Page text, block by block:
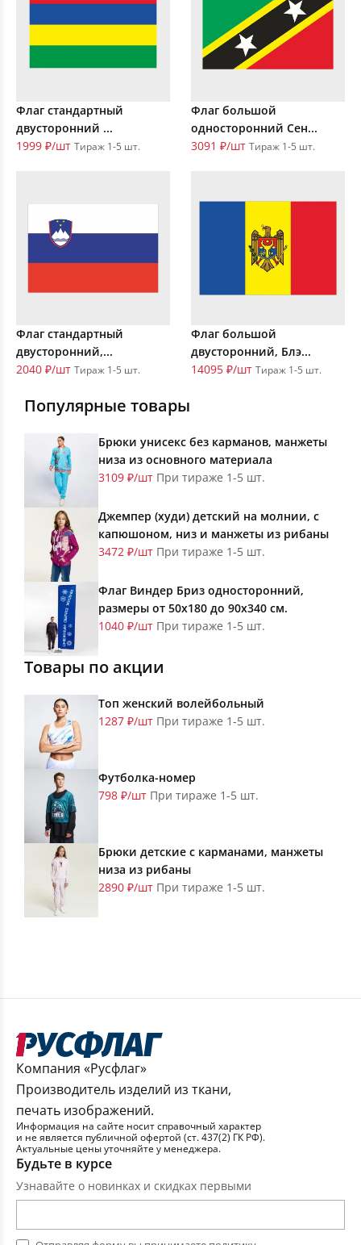
Флаг стандартный
двусторонний ...
1999 ₽/шт Тираж 1-5 шт.
Флаг большой
односторонний Сен...
3091 ₽/шт Тираж 1-5 шт.
Флаг стандартный
двусторонний,...
2040 ₽/шт Тираж 1-5 шт.
Флаг большой
двусторонний, Блэ...
14095 ₽/шт Тираж 1-5 шт.
Популярные товары
Брюки унисекс без карманов, манжеты
низа из основного материала
3109 ₽/шт При тираже 1-5 шт.
Джемпер (худи) детский на молнии, с
капюшоном, низ и манжеты из рибаны
3472 ₽/шт При тираже 1-5 шт.
Флаг Виндер Бриз односторонний,
размеры от 50х180 до 90х340 см.
1040 ₽/шт При тираже 1-5 шт.
Товары по акции
Топ женский волейбольный
1287 ₽/шт При тираже 1-5 шт.
Футболка-номер
798 ₽/шт При тираже 1-5 шт.
Брюки детские с карманами, манжеты
низа из рибаны
2890 ₽/шт При тираже 1-5 шт.
Компания «Русфлаг»
Производитель изделий из ткани,
печать изображений.
Информация на сайте носит справочный характер
и не является публичной офертой (ст. 437(2) ГК РФ).
Актуальные цены уточняйте у менеджера.
Будьте в курсе
Узнавайте о новинках и скидках первыми